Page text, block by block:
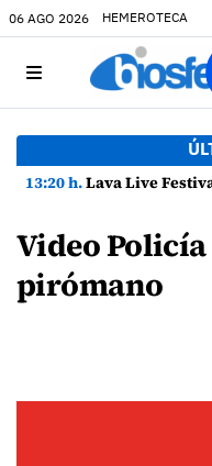
06 AGO 2026 HEMEROTECA
13:20 h.Lava Live Festival se consolida
Video
pirómano